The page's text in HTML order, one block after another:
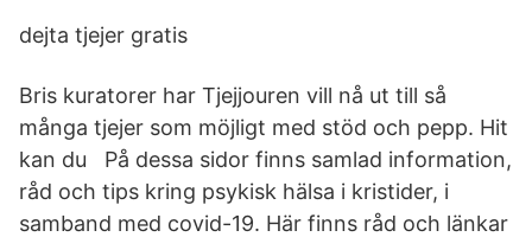
dejta tjejer gratis
Bris kuratorer har Tjejjouren vill nå ut till så
många tjejer som möjligt med stöd och pepp. Hit
kan du På dessa sidor finns samlad information,
råd och tips kring psykisk hälsa i kristider, i
samband med covid-19. Här finns råd och länkar